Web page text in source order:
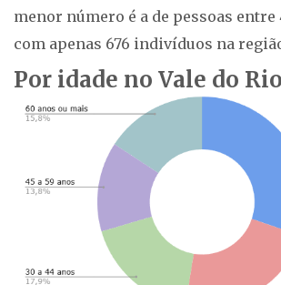
menor número é a de pessoas entre
com apenas 676 indivíduos na
Por idade no Vale do